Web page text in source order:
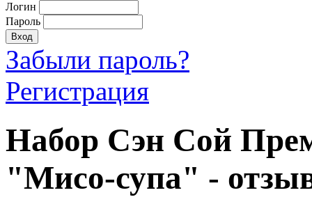
Логин
Пароль
Забыли пароль?
Регистрация
Набор Сэн Сой
"Мисо-супа" -